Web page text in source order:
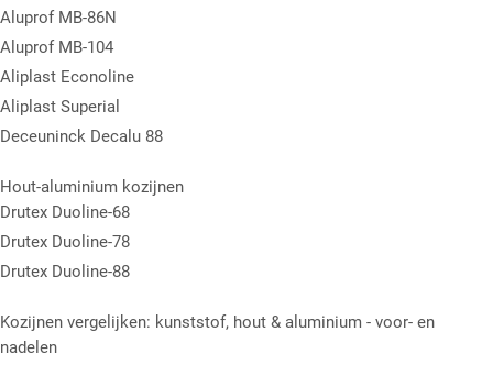
Aluprof MB-86N
Aluprof MB-104
Aliplast Econoline
Aliplast Superial
Deceuninck Decalu 88
Hout-aluminium kozijnen
Drutex Duoline-68
Drutex Duoline-78
Drutex Duoline-88
Kozijnen vergelijken: kunststof, hout & aluminium - voor- en
nadelen